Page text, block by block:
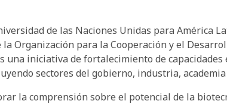
de las Naciones Unidas para América
Organización para la Cooperación y el
una iniciativa de fortalecimiento de
sectores del gobierno, industria, academia
la comprensión sobre el potencial de la